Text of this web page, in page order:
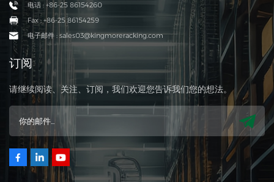
电话 : +86-25 86154260
Fax : +86-25 86154259
电子邮件 : sales03@kingmoreracking.com
订阅
请继续阅读、关注、订阅，我们欢迎您告诉我们您的想法。